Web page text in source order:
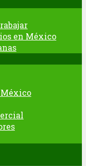
en México